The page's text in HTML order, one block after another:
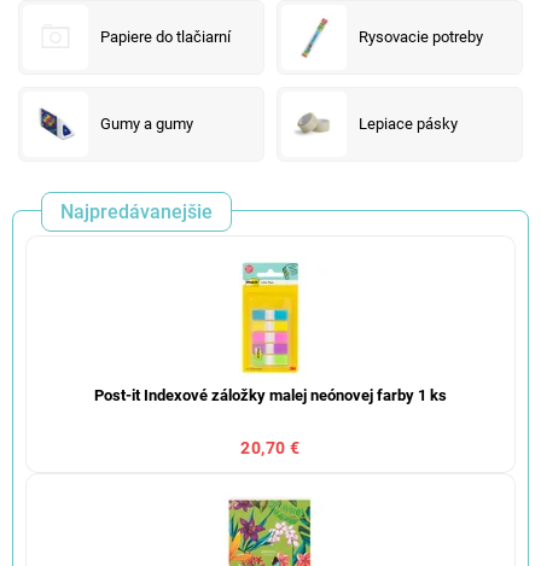
Papiere do tlačiarní Rysovacie potreby
Gumy a gumy Lepiace pásky
Najpredávanejšie
Post-it Indexové záložky malej neónovej farby 1 ks
20,70 €